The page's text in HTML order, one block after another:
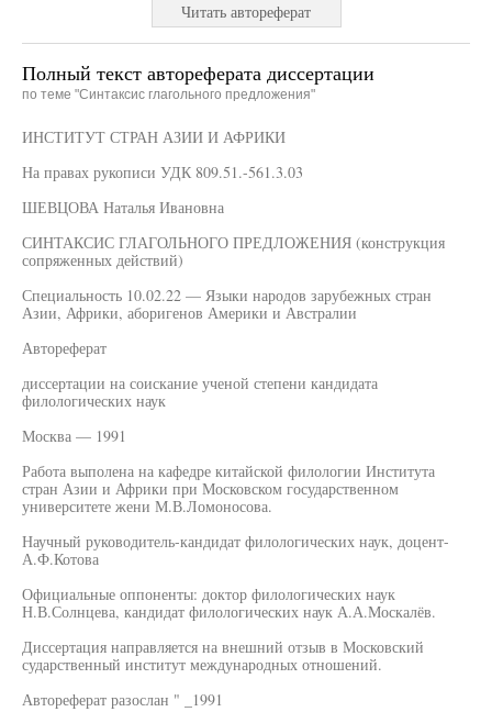
Читать автореферат
Полный текст автореферата диссертации
по теме "Синтаксис глагольного предложения"
ИНСТИТУТ СТРАН АЗИИ И АФРИКИ
На правах рукописи УДК 809.51.-561.3.03
ШЕВЦОВА Наталья Ивановна
СИНТАКСИС ГЛАГОЛЬНОГО ПРЕДЛОЖЕНИЯ (конструкция
сопряженных действий)
Специальность 10.02.22 — Языки народов зарубежных стран
Азии, Африки, аборигенов Америки и Австралии
Автореферат
диссертации на соискание ученой степени кандидата
филологических наук
Москва — 1991
Работа выполена на кафедре китайской филологии Института
стран Азии и Африки при Московском государственном
университете жени М.В.Ломоносова.
Научный руководитель-кандидат филологических наук, доцент-
А.Ф.Котова
Официальные оппоненты: доктор филологических наук
Н.В.Солнцева, кандидат филологических наук А.А.Москалёв.
Диссертация направляется на внешний отзыв в Московский
сударственный институт международных отношений.
Автореферат разослан " _1991